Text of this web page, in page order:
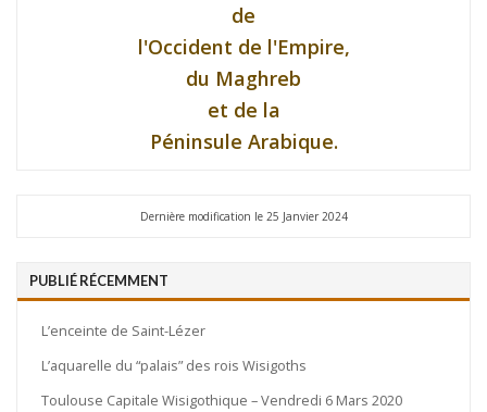
de
l'Occident de l'Empire,
du Maghreb
et de la
Péninsule Arabique.
Dernière modification le 25 Janvier 2024
PUBLIÉ RÉCEMMENT
L’enceinte de Saint-Lézer
L’aquarelle du “palais” des rois Wisigoths
Toulouse Capitale Wisigothique – Vendredi 6 Mars 2020